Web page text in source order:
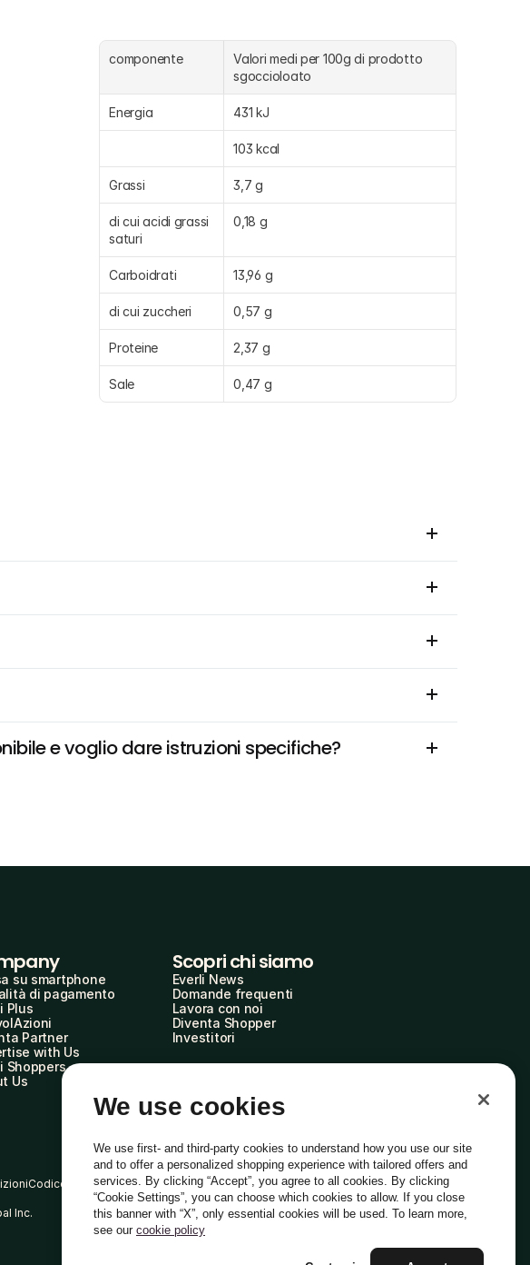
componente
Valori medi per 100g di prodotto
sgoccioloato
Energia 431 kJ
103 kcal
Grassi 3,7 g
di cui acidi grassi
saturi
0,18 g
Carboidrati 13,96 g
di cui zuccheri 0,57 g
Proteine 2,37 g
Sale 0,47 g
e voglio dare istruzioni specifiche?
su smartphone
di pagamento
Plus
Partner
with Us
Shoppers
Us
Scopri chi siamo
Everli News
Domande frequenti
Lavora con noi
Diventa Shopper
Investitori
Codice Etico
Inc. Italiano
We use cookies
We use first- and third-party cookies to understand how you use our site
and to offer a personalized shopping experience with tailored offers and
services. By clicking “Accept”, you agree to all cookies. By clicking
“Cookie Settings”, you can choose which cookies to allow. If you close
this banner with “X”, only essential cookies will be used. To learn more,
see our cookie policy